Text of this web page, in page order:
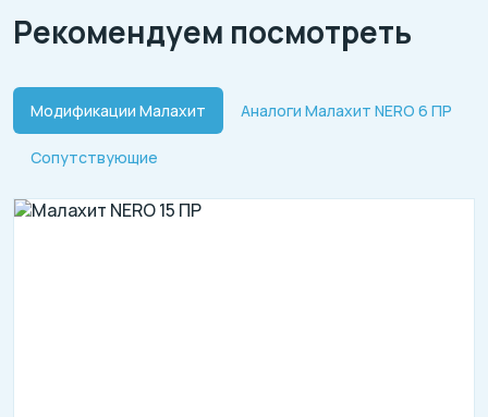
Рекомендуем посмотреть
Модификации Малахит Аналоги Малахит NERO 6 ПР
Сопутствующие